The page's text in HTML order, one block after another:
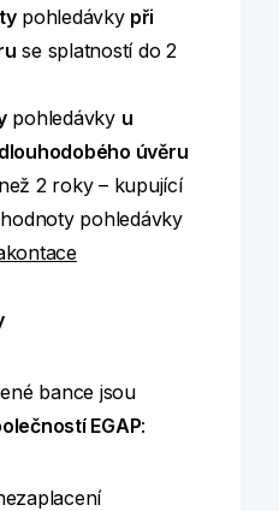
pohledávky při
se splatností do 2
pohledávky u
úvěru
2 roky – kupující
pohledávky
bance jsou
EGAP: